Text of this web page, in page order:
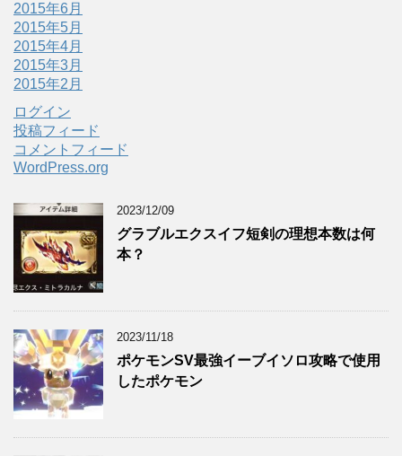
2015年6月
2015年5月
2015年4月
2015年3月
2015年2月
ログイン
投稿フィード
コメントフィード
WordPress.org
2023/12/09
グラブルエクスイフ短剣の理想本数は何
本？
2023/11/18
ポケモンSV最強イーブイソロ攻略で使用
したポケモン